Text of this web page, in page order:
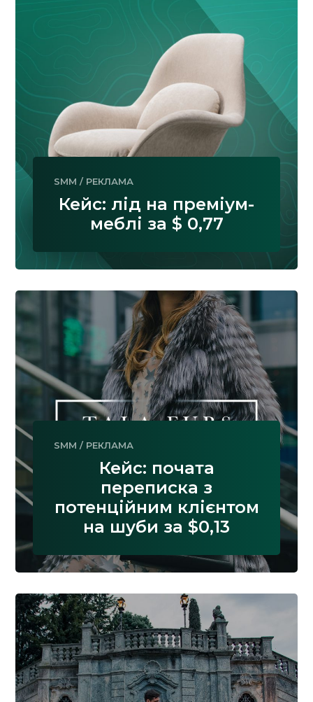
SMM / РЕКЛАМА
Кейс: лід на преміум-
меблі за $ 0,77
SMM / РЕКЛАМА
Кейс: почата
переписка з
потенційним клієнтом
на шуби за $0,13